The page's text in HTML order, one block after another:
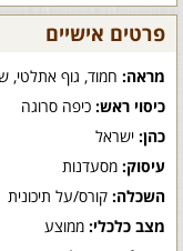
פרטים אישיים
מראה: חמוד, גוף אתלטי,
כיסוי ראש: כיפה סרוגה
כהן: ישראל
עיסוק: מסעדנות
השכלה: קורס/על תיכונית
מצב כלכלי: ממוצע